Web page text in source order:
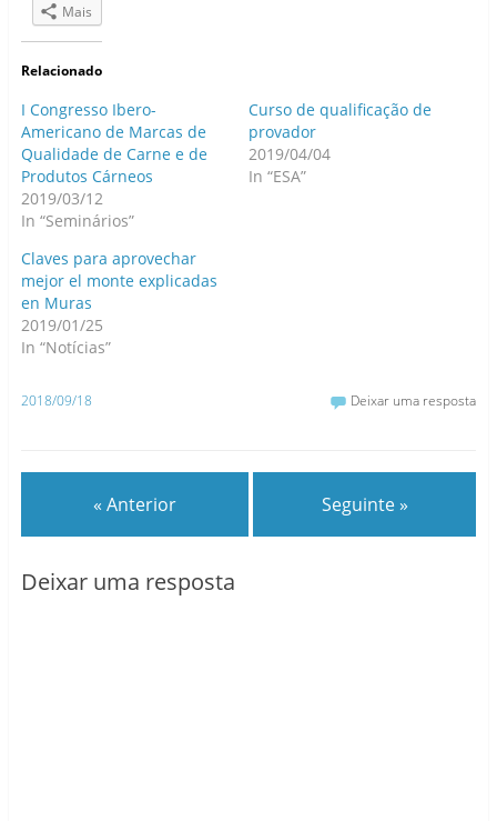
Mais
Relacionado
I Congresso Ibero-
Americano de Marcas de
Qualidade de Carne e de
Produtos Cárneos
2019/03/12
In “Seminários”
Curso de qualificação de
provador
2019/04/04
In “ESA”
Claves para aprovechar
mejor el monte explicadas
en Muras
2019/01/25
In “Notícias”
2018/09/18 Deixar uma resposta
« Anterior Seguinte »
Deixar uma resposta